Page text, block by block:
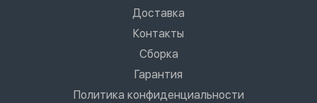
Доставка
Контакты
Сборка
Гарантия
Политика конфиденциальности